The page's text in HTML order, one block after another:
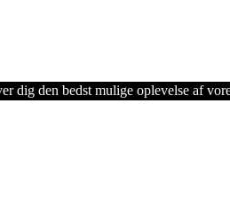
dig den bedst mulige oplevelse af